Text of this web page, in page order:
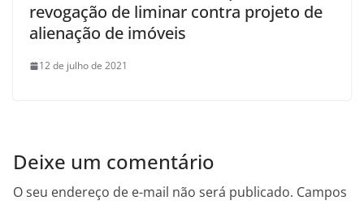
revogação de liminar contra projeto de
alienação de imóveis
12 de julho de 2021
Deixe um comentário
O seu endereço de e-mail não será publicado. Campos